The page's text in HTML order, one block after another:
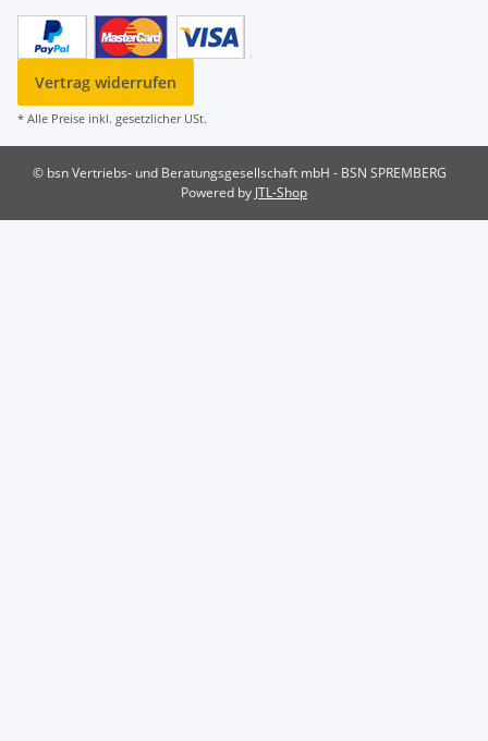
Vertrag widerrufen
* Alle Preise inkl. gesetzlicher USt.
© bsn Vertriebs- und Beratungsgesellschaft mbH - BSN SPREMBERG
Powered by JTL-Shop